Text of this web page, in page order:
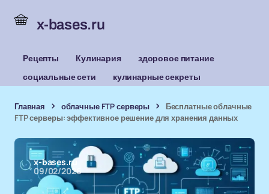
x-bases.ru
Рецепты Кулинария
здоровое питание
социальные сети
кулинарные секреты
Главная облачные FTP серверы
Бесплатные облачные
FTP серверы: эффективное решение для хранения данных
x-bases.ru
09/02/2026